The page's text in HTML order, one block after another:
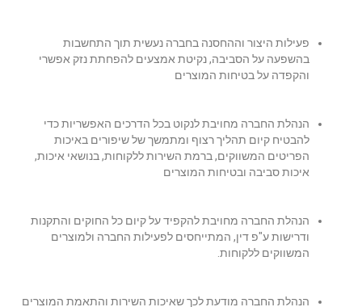
פעילות היצור וההחסנה בחברה נעשית תוך התחשבות
בהשפעה על הסביבה, נקיטת אמצעים להפחתת נזק אפשרי
והקפדה על בטיחות המוצרים
הנהלת החברה מחויבת לנקוט בכל הדרכים האפשריות כדי
להבטיח קיום תהליך רצוף ומתמשך של שיפורים באיכות
הפריטים המשווקים, ברמת השירות ללקוחות, בנושאי איכות,
איכות סביבה ובטיחות המוצרים
הנהלת החברה מחויבת להקפיד על קיום כל החוקים והתקנות
ודרישות ע"פ דין, המתייחסים לפעילות החברה ולמוצרים
המשווקים ללקוחות.
הנהלת החברה מודעת לכך שאיכות השירות והתאמת המוצרים